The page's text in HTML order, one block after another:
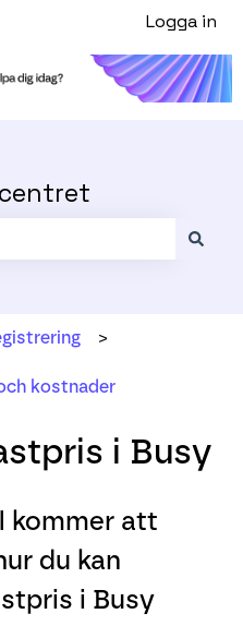
för översättningarLogga in
kostnader
i Busy
kommer att
du kan
i Busy